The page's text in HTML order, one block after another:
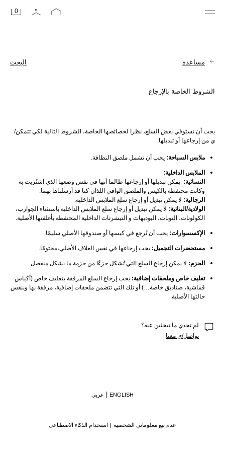
0
مساعدة البحث
الشروط الخاصة بالإرجاع
يجب أن تستوفي بعض السلع، نظرا لخصائصها الخاصة، الشروط التالية لكي تتمكن/
ي من إرجاعها أو تبديلها:
ملابس السباحة: يجب أن تشمل ملصق النظافة.
الملابس الداخلية:
النسائية:
وكانت محتفظة بالكيس والملصق الواقي اللذان كنا قد أرسلناها بهما.
الرجالية: لا يمكن تبديل أو إرجاع سلع الملابس الداخلية.
الولادية/البناتية:
الكولونات، التوبات، البوديهات و التيشرتات الداخلية المحتفظة بأغلفتها الأصلية.
الإكسسوارات: يجب أن تُرجع في كيسها أو صندوقها الأصلي سليمًا.
مستحضرات التجميل: يجب إرجاعها في نفس الغلاف الأصلي،مختومًا.
الحزم: لا يمكن إرجاع السلع التي تُشكل جزءًا من حزمة ما بشكل منفصل.
تغليف خاص وملحقات إضافية:
حالتها الأصلية.
لم تجدي ما تبحثين عنه؟
تواصل/ي معنا
عدم بيع معلوماتي الشخصية استخدام الذكاء الاصطناعي
ENGLISH عربي